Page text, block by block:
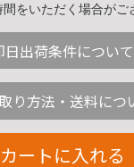
をいただく場合がご
日出荷条件について
り方法・送料につ
カートに入れる